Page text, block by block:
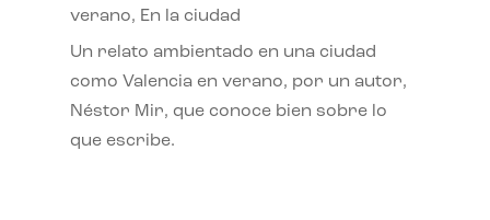
verano, En la ciudad
Un relato ambientado en una ciudad
como Valencia en verano, por un autor,
Néstor Mir, que conoce bien sobre lo
que escribe.